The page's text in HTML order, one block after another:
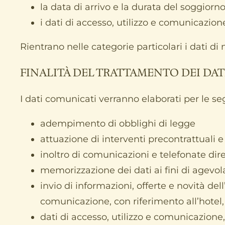
la data di arrivo e la durata del
i dati di accesso, utilizzo e
Rientrano nelle categorie particolari i dati di
FINALITÀ DEL TRATTAMENTO DEI
I dati comunicati verranno elaborati per le
adempimento di obblighi di legge
attuazione di interventi precontrattuali
inoltro di comunicazioni e telefonate
memorizzazione dei dati ai fini di
invio di informazioni, offerte e novità
comunicazione, con riferimento
dati di accesso, utilizzo e